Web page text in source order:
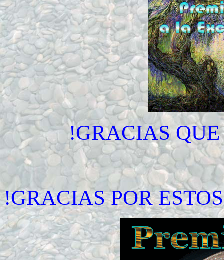
!GRACIAS
!GRACIAS POR